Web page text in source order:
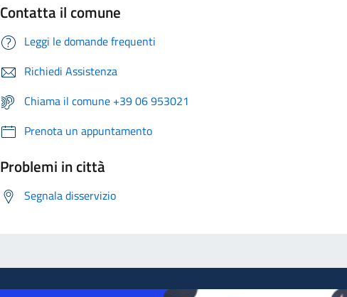
Contatta il comune
Leggi le domande frequenti
Richiedi Assistenza
Chiama il comune +39 06 953021
Prenota un appuntamento
Problemi in città
Segnala disservizio